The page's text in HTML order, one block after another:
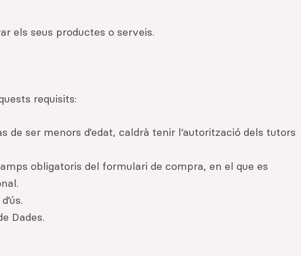
els seus productes o serveis.
requisits:
de ser menors d’edat, caldrà tenir l’autorització dels tutors
obligatoris del formulari de compra, en el que es
Dades.